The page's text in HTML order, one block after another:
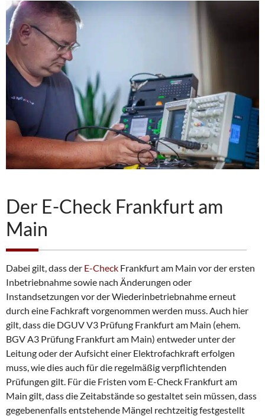
Der E-Check Frankfurt am
Main
Dabei gilt, dass der E-Check Frankfurt am Main vor der ersten
Inbetriebnahme sowie nach Änderungen oder
Instandsetzungen vor der Wiederinbetriebnahme erneut
durch eine Fachkraft vorgenommen werden muss. Auch hier
gilt, dass die DGUV V3 Prüfung Frankfurt am Main (ehem.
BGV A3 Prüfung Frankfurt am Main) entweder unter der
Leitung oder der Aufsicht einer Elektrofachkraft erfolgen
muss, wie dies auch für die regelmäßig verpflichtenden
Prüfungen gilt. Für die Fristen vom E-Check Frankfurt am
Main gilt, dass die Zeitabstände so gestaltet sein müssen, dass
gegebenenfalls entstehende Mängel rechtzeitig festgestellt